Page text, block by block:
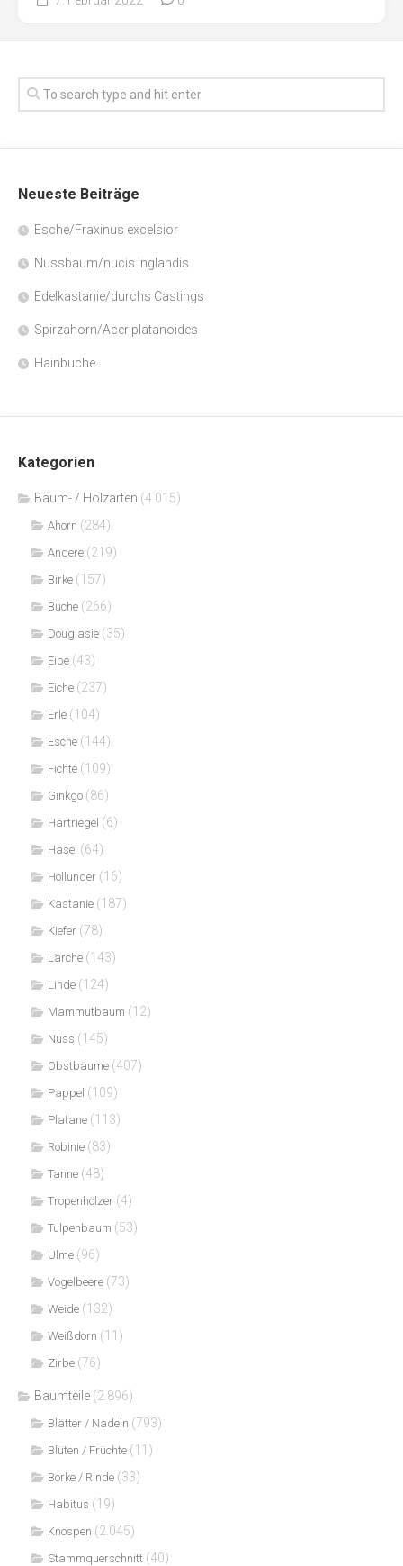
Neueste Beiträge
Esche/Fraxinus excelsior
Nussbaum/nucis inglandis
Edelkastanie/durchs Castings
Spirzahorn/Acer platanoides
Hainbuche
Kategorien
Bäum- / Holzarten (4.015)
Ahorn (284)
Andere (219)
Birke (157)
Buche (266)
Douglasie (35)
Eibe (43)
Eiche (237)
Erle (104)
Esche (144)
Fichte (109)
Ginkgo (86)
Hartriegel (6)
Hasel (64)
Hollunder (16)
Kastanie (187)
Kiefer (78)
Lärche (143)
Linde (124)
Mammutbaum (12)
Nuss (145)
Obstbäume (407)
Pappel (109)
Platane (113)
Robinie (83)
Tanne (48)
Tropenhölzer (4)
Tulpenbaum (53)
Ulme (96)
Vogelbeere (73)
Weide (132)
Weißdorn (11)
Zirbe (76)
Baumteile (2.896)
Blätter / Nadeln (793)
Blüten / Früchte (11)
Borke / Rinde (33)
Habitus (19)
Knospen (2.045)
Stammquerschnitt (40)